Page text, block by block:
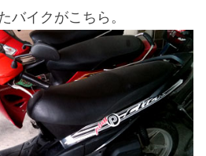
バイクがこちら。